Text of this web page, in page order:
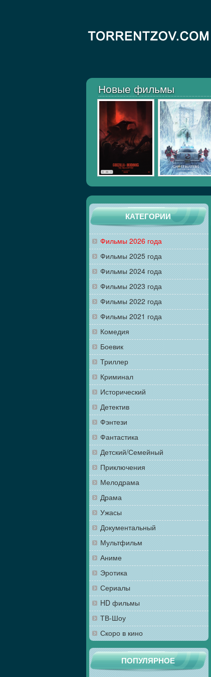
Новые фильмы
КАТЕГОРИИ
Фильмы 2026 года
Фильмы 2025 года
Фильмы 2024 года
Фильмы 2023 года
Фильмы 2022 года
Фильмы 2021 года
Комедия
Боевик
Триллер
Криминал
Исторический
Детектив
Фэнтези
Фантастика
Детский/Семейный
Приключения
Мелодрама
Драма
Ужасы
Документальный
Мультфильм
Аниме
Эротика
Сериалы
HD фильмы
ТВ-Шоу
Скоро в кино
ПОПУЛЯРНОЕ